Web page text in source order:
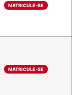
MATRICULE-SE
MATRICULE-SE